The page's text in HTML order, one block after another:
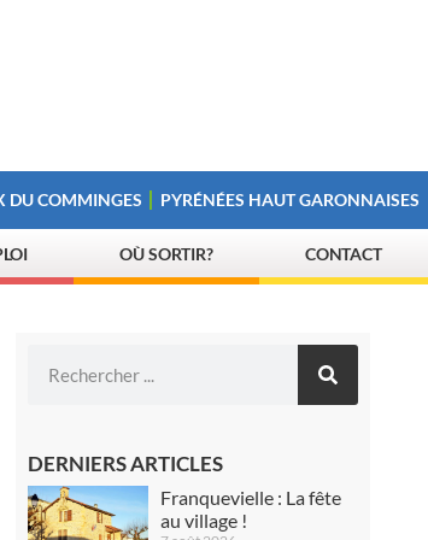
DU COMMINGES PYRÉNÉES HAUT GARONNAISES
OÙ SORTIR? CONTACT
DERNIERS ARTICLES
Franquevielle : La fête
au village !